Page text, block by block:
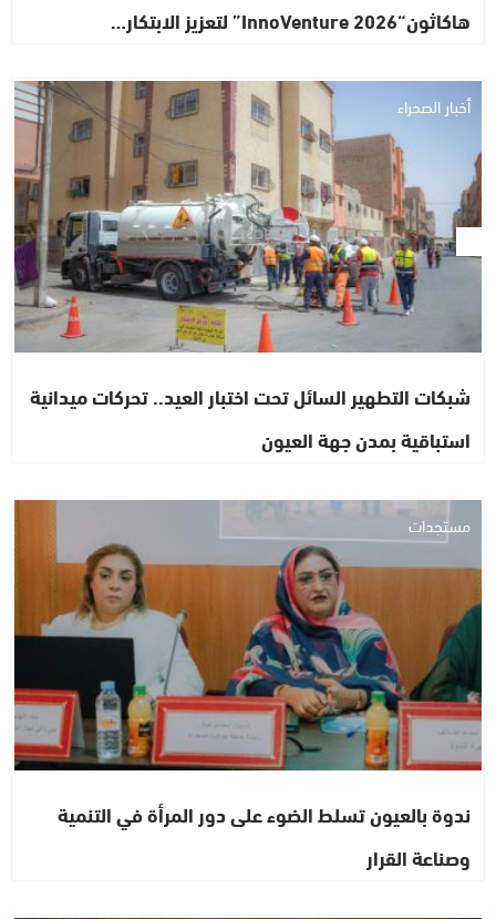
هاكاثون“InnoVenture 2026” لتعزيز الابتكار…
أخبار الصحراء
شبكات التطهير السائل تحت اختبار العيد.. تحركات ميدانية
استباقية بمدن جهة العيون
مستجدات
ندوة بالعيون تسلط الضوء على دور المرأة في التنمية
وصناعة القرار